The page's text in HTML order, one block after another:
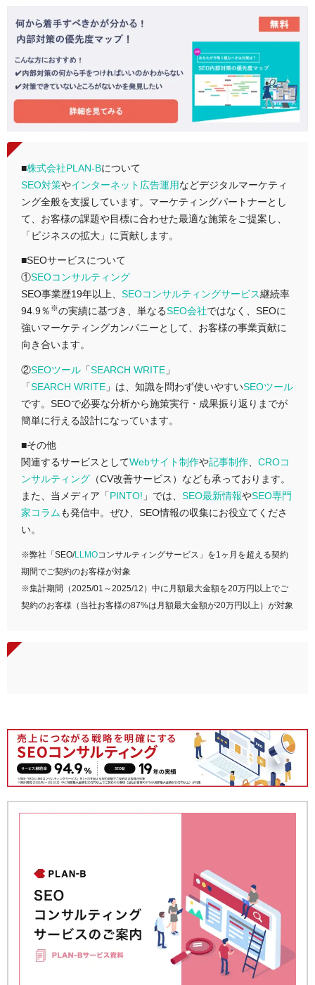
■株式会社PLAN-Bについて
SEO対策やインターネット広告運用などデジタルマーケティ
ング全般を支援しています。マーケティングパートナーとし
て、お客様の課題や目標に合わせた最適な施策をご提案し、
「ビジネスの拡大」に貢献します。
■SEOサービスについて
①SEOコンサルティング
SEO事業歴19年以上、 SEOコンサルティングサービス継続率
94.9％ ※の実績に基づき、単なるSEO会社ではなく、SEOに
強いマーケティングカンパニーとして、お客様の事業貢献に
向き合います。
②SEOツール「SEARCH WRITE」
「SEARCH WRITE」は、知識を問わず使いやすいSEOツール
です。SEOで必要な分析から施策実行・成果振り返りまでが
簡単に行える設計になっています。
■その他
関連するサービスとしてWebサイト制作や記事制作、 CROコ
ンサルティング（CV改善サービス）なども承っております。
また、当メディア「PINTO! 」では、 SEO最新情報やSEO専門
家コラムも発信中。ぜひ、SEO情報の収集にお役立てくださ
い。
※弊社「SEO/LLMOコンサルティングサービス」を1ヶ月を超える契約
期間でご契約のお客様が対象
※集計期間（2025/01～2025/12）中に月額最大金額を20万円以上でご
契約のお客様（当社お客様の87%は月額最大金額が20万円以上）が対象